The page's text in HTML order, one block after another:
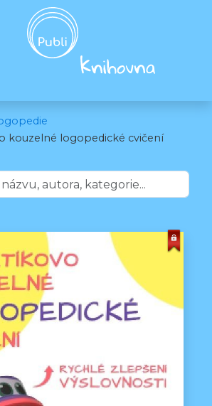
kouzelné logopedické cvičení